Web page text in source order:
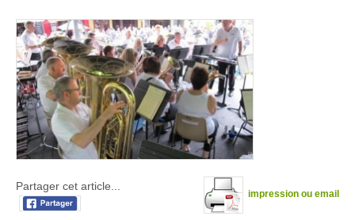
impression ou email
Partager cet article...